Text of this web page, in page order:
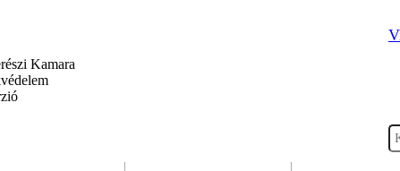
Kamara